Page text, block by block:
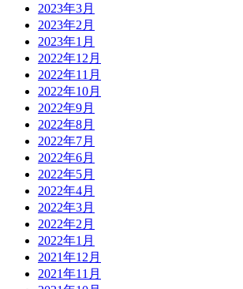
2023年3月
2023年2月
2023年1月
2022年12月
2022年11月
2022年10月
2022年9月
2022年8月
2022年7月
2022年6月
2022年5月
2022年4月
2022年3月
2022年2月
2022年1月
2021年12月
2021年11月